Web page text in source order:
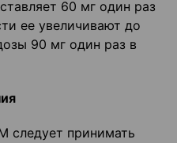
60 мг один раз
ее увеличивают до
90 мг один раз в
следует принимать